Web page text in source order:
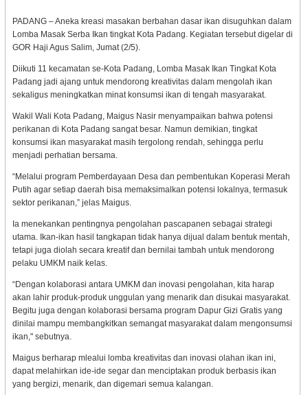
PADANG – Aneka kreasi masakan berbahan dasar ikan disuguhkan dalam
Lomba Masak Serba Ikan tingkat Kota Padang. Kegiatan tersebut digelar di
GOR Haji Agus Salim, Jumat (2/5).
Diikuti 11 kecamatan se-Kota Padang, Lomba Masak Ikan Tingkat Kota
Padang jadi ajang untuk mendorong kreativitas dalam mengolah ikan
sekaligus meningkatkan minat konsumsi ikan di tengah masyarakat.
Wakil Wali Kota Padang, Maigus Nasir menyampaikan bahwa potensi
perikanan di Kota Padang sangat besar. Namun demikian, tingkat
konsumsi ikan masyarakat masih tergolong rendah, sehingga perlu
menjadi perhatian bersama.
“Melalui program Pemberdayaan Desa dan pembentukan Koperasi Merah
Putih agar setiap daerah bisa memaksimalkan potensi lokalnya, termasuk
sektor perikanan,” jelas Maigus.
Ia menekankan pentingnya pengolahan pascapanen sebagai strategi
utama. Ikan-ikan hasil tangkapan tidak hanya dijual dalam bentuk mentah,
tetapi juga diolah secara kreatif dan bernilai tambah untuk mendorong
pelaku UMKM naik kelas.
“Dengan kolaborasi antara UMKM dan inovasi pengolahan, kita harap
akan lahir produk-produk unggulan yang menarik dan disukai masyarakat.
Begitu juga dengan kolaborasi bersama program Dapur Gizi Gratis yang
dinilai mampu membangkitkan semangat masyarakat dalam mengonsumsi
ikan," sebutnya.
Maigus berharap mlealui lomba kreativitas dan inovasi olahan ikan ini,
dapat melahirkan ide-ide segar dan menciptakan produk berbasis ikan
yang bergizi, menarik, dan digemari semua kalangan.